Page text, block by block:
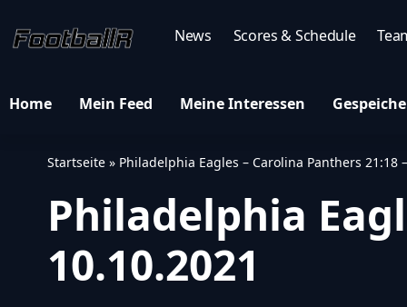
News Scores & Schedule
Home Mein Feed Meine Interessen
Startseite » Philadelphia Eagles – Carolina Panthers 21:18
Philadelphia
10.10.2021